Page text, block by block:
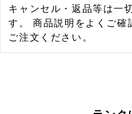
キャンセル・返品等は一
す。 商品説明をよくご確
ご注文ください。